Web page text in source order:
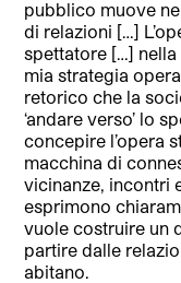
pubblico muove
di relazioni […]
spettatore […]
mia strategia
retorico che la
‘andare verso’ lo
concepire l’opera
macchina di
vicinanze, incontri
esprimono
vuole costruire un
partire dalle
abitano.